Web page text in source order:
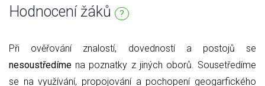
Hodnocení žáků ?
Při ověřování znalostí, dovedností a postojů se
nesoustředíme na poznatky z jiných oborů. Sousetředíme
se na využívání, propojování a pochopení geogarfického